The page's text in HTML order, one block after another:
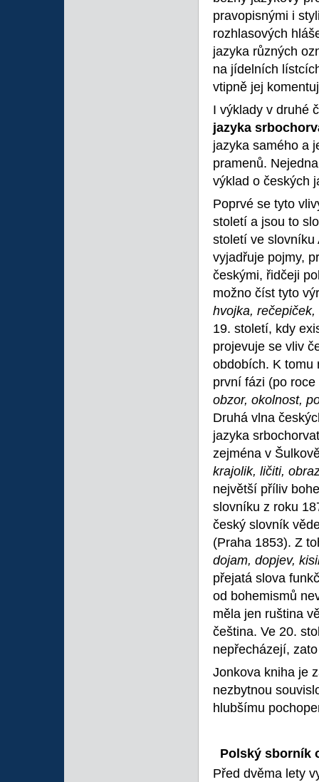
pravopisnými i
rozhlasových
jazyka různých
na jídelních
vtipně jej
I výklady v druhé
jazyka
jazyka samého a
pramenů.
výklad o českých
Poprvé se tyto
století a jsou to
století ve slovníku
vyjadřuje pojmy,
českými, řidčeji
možno číst tyto
hvojka,
19. století, kdy
projevuje se vliv
obdobích. K tomu
první fázi (po
obzor, okolnost,
Druhá vlna
jazyka
zejména v
krajolik, ličiti,
největší příliv
slovníku z roku
český slovník
(Praha 1853). Z
dojam, dopjev,
přejatá slova
od bohemismů
měla jen ruština
čeština. Ve 20.
nepřecházejí,
Jonkova kniha je
nezbytnou
hlubšímu
Polský sborník
Před dvěma lety